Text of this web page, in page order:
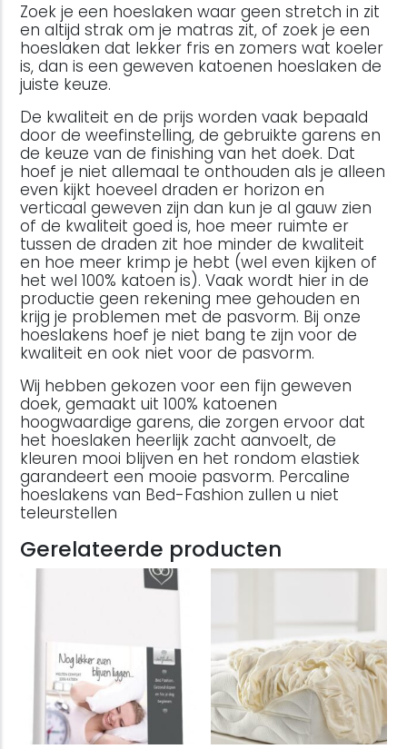
Zoek je een hoeslaken waar geen stretch in zit
en altijd strak om je matras zit, of zoek je een
hoeslaken dat lekker fris en zomers wat koeler
is, dan is een geweven katoenen hoeslaken de
juiste keuze.
De kwaliteit en de prijs worden vaak bepaald
door de weefinstelling, de gebruikte garens en
de keuze van de finishing van het doek. Dat
hoef je niet allemaal te onthouden als je alleen
even kijkt hoeveel draden er horizon en
verticaal geweven zijn dan kun je al gauw zien
of de kwaliteit goed is, hoe meer ruimte er
tussen de draden zit hoe minder de kwaliteit
en hoe meer krimp je hebt (wel even kijken of
het wel 100% katoen is). Vaak wordt hier in de
productie geen rekening mee gehouden en
krijg je problemen met de pasvorm. Bij onze
hoeslakens hoef je niet bang te zijn voor de
kwaliteit en ook niet voor de pasvorm.
Wij hebben gekozen voor een fijn geweven
doek, gemaakt uit 100% katoenen
hoogwaardige garens, die zorgen ervoor dat
het hoeslaken heerlijk zacht aanvoelt, de
kleuren mooi blijven en het rondom elastiek
garandeert een mooie pasvorm. Percaline
hoeslakens van Bed-Fashion zullen u niet
teleurstellen
Gerelateerde producten